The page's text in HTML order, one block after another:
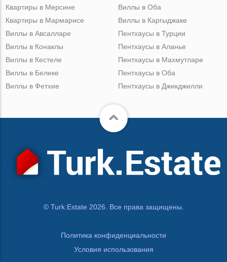
Квартиры в Мерсине
Квартиры в Мармарисе
Виллы в Оба
Виллы в Каргыджаке
Виллы в Авсалларе
Виллы в Конаклы
Виллы в Кестеле
Виллы в Белеке
Виллы в Фетхие
Пентхаусы в Турции
Пентхаусы в Аланье
Пентхаусы в Махмутларе
Пентхаусы в Оба
Пентхаусы в Джикджилли
© Turk.Estate 2026. Все права защищены.
Политика конфиденциальности
Условия использования